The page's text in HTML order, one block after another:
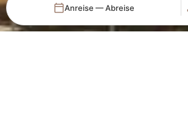
Anreise — Abreise